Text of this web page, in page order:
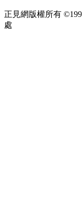
正見網版權所有
處